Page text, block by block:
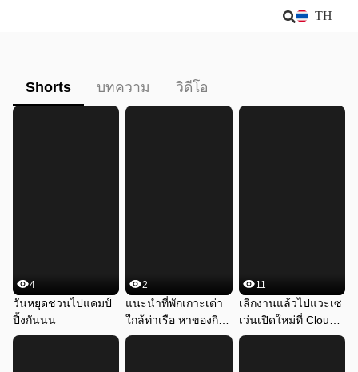
TH
Shorts บทความ วิดีโอ
4
วันหยุดชวนไปแคมป์
ปิ้งกันนน
2
แนะนําที่พักเกาะเต่า
ใกล้ท่าเรือ หาของกิน
ง่าย
11
เลิกงานแล้วไปแวะเซ
เว่นเปิดใหม่ที่ Cloud
11 กัน